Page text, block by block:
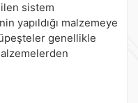
sistem
yapıldığı malzemeye
genellikle